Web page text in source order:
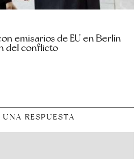
emisarios de EU en Berlín
del conflicto
UNA RESPUESTA